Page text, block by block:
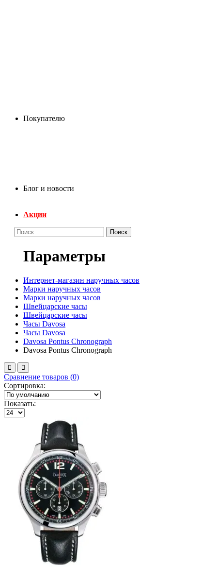
Покупателю
Блог и новости
Акции
Поиск
Параметры
Интернет-магазин наручных часов
Марки наручных часов
Марки наручных часов
Швейцарские часы
Швейцарские часы
Часы Davosa
Часы Davosa
Davosa Pontus Chronograph
Davosa Pontus Chronograph
Сравнение товаров (0)
Сортировка:
Показать: